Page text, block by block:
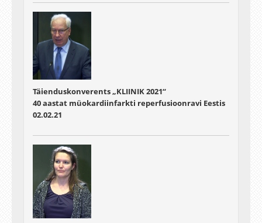
Täienduskonverents „KLIINIK 2021“
40 aastat müokardiinfarkti reperfusioonravi Eestis
02.02.21